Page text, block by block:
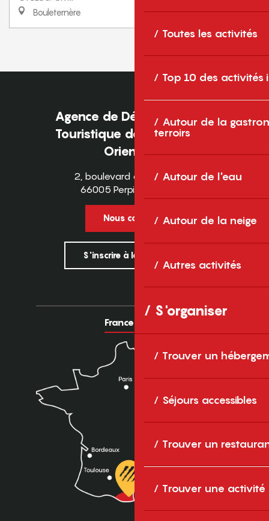
Toutes les activités
Top 10 des activités
Autour de la
terroirs
Autour de l'eau
Autour de la neige
Autres activités
S'organiser
Trouver un
Séjours accessibles
Trouver un
Trouver une activité
Bouleternère
Agence de Développement
Touristique des Pyrénées-
Orientales
2, boulevard des Pyrénées
66005 Perpignan Cedex
Nous contacter
S'inscrire à la newsletter
France